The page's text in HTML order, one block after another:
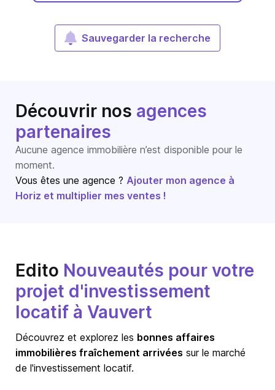
Sauvegarder la recherche
Découvrir nos agences
partenaires
Aucune agence immobilière n’est disponible pour le
moment.
Vous êtes une agence ? Ajouter mon agence à
Horiz et multiplier mes ventes !
Edito Nouveautés pour votre
projet d'investissement
locatif à Vauvert
Découvrez et explorez les bonnes affaires
immobilières fraîchement arrivées sur le marché
de l'investissement locatif.